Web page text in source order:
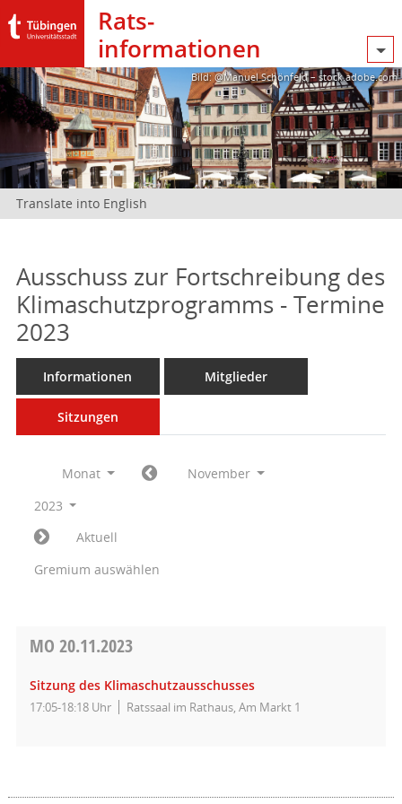
Rats­
informationen
Bild: @Manuel Schönfeld – stock.adobe.com
Translate into English
Ausschuss zur Fortschreibung des
Klimaschutzprogramms - Termine
2023
Informationen Mitglieder
Sitzungen
Monat
November
2023
Aktuell
Gremium auswählen
MO 20.11.2023
Sitzung des Klimaschutzausschusses
17:05-18:18 Uhr Ratssaal im Rathaus, Am Markt 1